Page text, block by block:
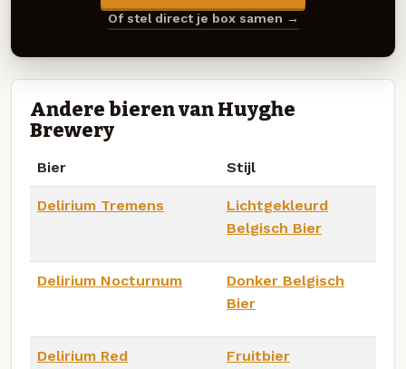
Of stel direct je box samen →
Andere bieren van Huyghe
Brewery
Bier Stijl
Delirium Tremens
Lichtgekleurd
Belgisch Bier
Delirium Nocturnum
Donker Belgisch
Bier
Delirium Red Fruitbier